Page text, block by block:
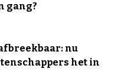
gang?
nu
het in